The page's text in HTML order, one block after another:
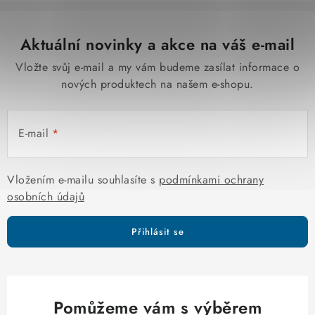
Aktuální novinky a akce na váš e-mail
Vložte svůj e-mail a my vám budeme zasílat informace o
nových produktech na našem e-shopu.
E-mail
Vložením e-mailu souhlasíte s podmínkami ochrany
osobních údajů
Přihlásit se
Pomůžeme vám s výběrem